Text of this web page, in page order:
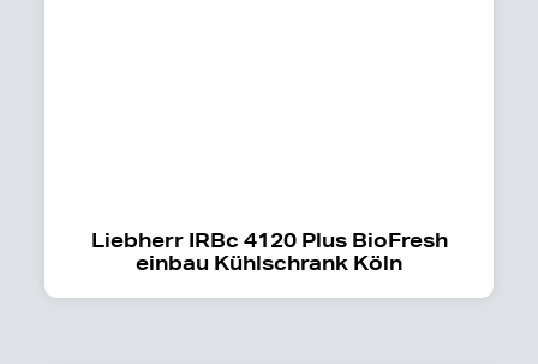
Liebherr IRBc 4120 Plus BioFresh
einbau Kühlschrank Köln